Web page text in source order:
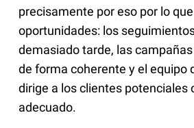
precisamente por eso por lo
oportunidades: los
demasiado tarde, las
de forma coherente y el equipo
dirige a los clientes potenciales
adecuado.